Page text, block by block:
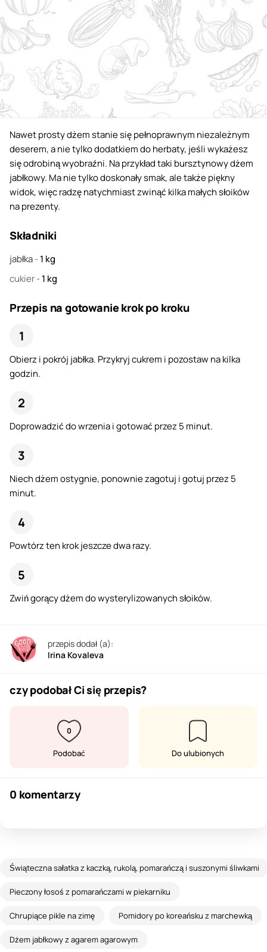
Nawet prosty dżem stanie się pełnoprawnym niezależnym
deserem, a nie tylko dodatkiem do herbaty, jeśli wykażesz
się odrobiną wyobraźni. Na przykład taki bursztynowy dżem
jabłkowy. Ma nie tylko doskonały smak, ale także piękny
widok, więc radzę natychmiast zwinąć kilka małych słoików
na prezenty.
Składniki
jabłka-1 kg
cukier-1 kg
Przepis na gotowanie krok po kroku
Obierz i pokrój jabłka. Przykryj cukrem i pozostaw na kilka
godzin.
Doprowadzić do wrzenia i gotować przez 5 minut.
Niech dżem ostygnie, ponownie zagotuj i gotuj przez 5
minut.
Powtórz ten krok jeszcze dwa razy.
Zwiń gorący dżem do wysterylizowanych słoików.
przepis dodał (a):
Irina Kovaleva
czy podobał Ci się przepis?
0
Podobać Do ulubionych
0 komentarzy
Świąteczna sałatka z kaczką, rukolą, pomarańczą i suszonymi śliwkami
Pieczony łosoś z pomarańczami w piekarniku
Chrupiące pikle na zimę Pomidory po koreańsku z marchewką
Dżem jabłkowy z agarem agarowym